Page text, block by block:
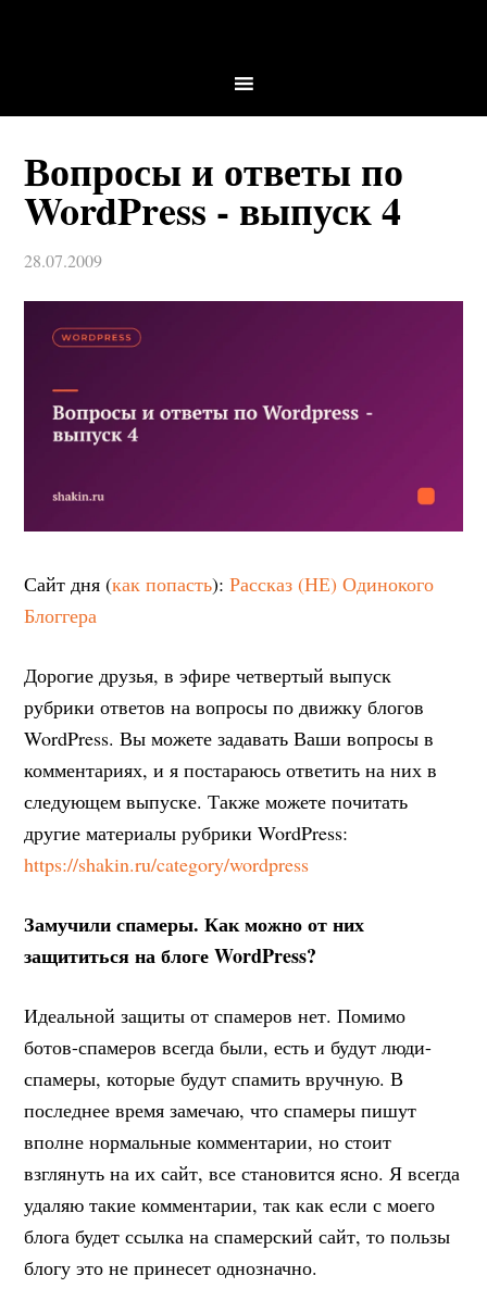
Вопросы и ответы по
WordPress - выпуск 4
28.07.2009
Сайт дня (как попасть):Рассказ (НЕ) Одинокого
Блоггера
Дорогие друзья, в эфире четвертый выпуск
рубрики ответов на вопросы по движку блогов
WordPress. Вы можете задавать Ваши вопросы в
комментариях, и я постараюсь ответить на них в
следующем выпуске. Также можете почитать
другие материалы рубрики WordPress:
https://shakin.ru/category/wordpress
Замучили спамеры. Как можно от них
защититься на блоге WordPress?
Идеальной защиты от спамеров нет. Помимо
ботов-спамеров всегда были, есть и будут люди-
спамеры, которые будут спамить вручную. В
последнее время замечаю, что спамеры пишут
вполне нормальные комментарии, но стоит
взглянуть на их сайт, все становится ясно. Я всегда
удаляю такие комментарии, так как если с моего
блога будет ссылка на спамерский сайт, то пользы
блогу это не принесет однозначно.